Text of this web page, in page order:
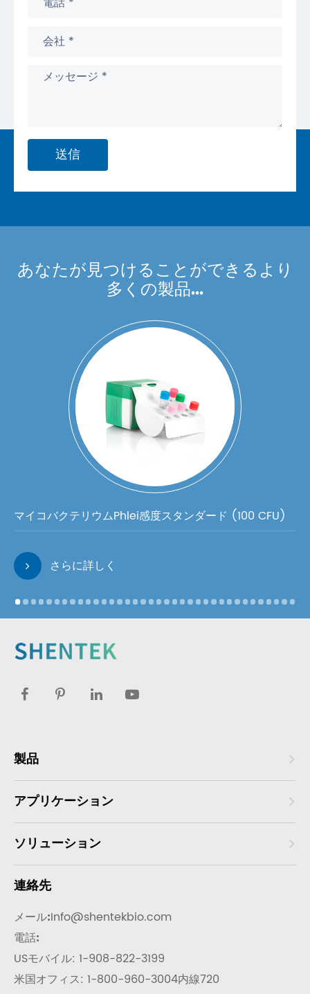
送信
あなたが見つけることができるより
多くの製品...
マイコバクテリウムPhlei感度スタンダード (100 CFU)
さらに詳しく
製品
アプリケーション
ソリューション
連絡先
メール:Info@shentekbio.com
電話:
USモバイル: 1-908-822-3199
米国オフィス: 1-800-960-3004内線720